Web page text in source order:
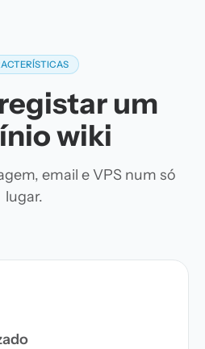
um
wiki
email e VPS num só
lugar.